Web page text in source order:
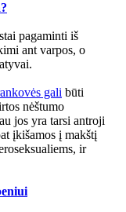
pagaminti iš
ant varpos, o
gali būti
nėštumo
jos yra tarsi antroji
įkišamos į makštį
ir